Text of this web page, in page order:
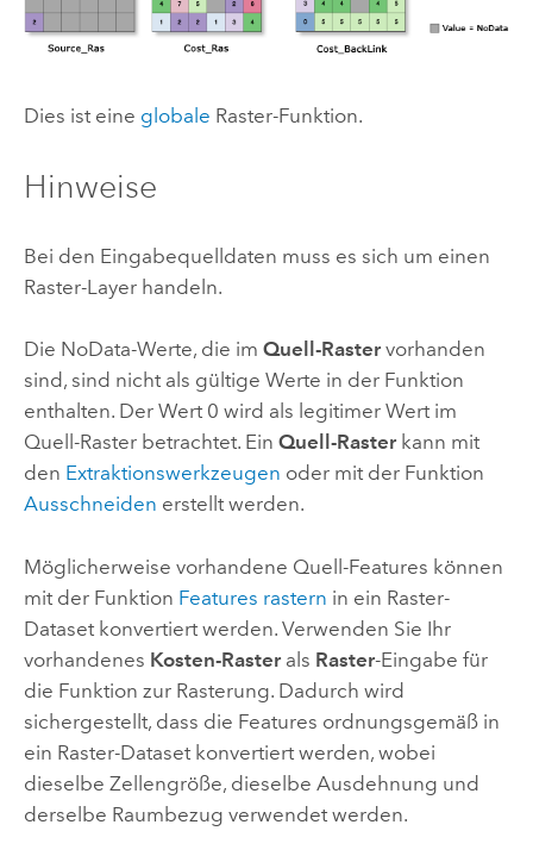
Dies ist eine globale Raster-Funktion.
Hinweise
Bei den Eingabequelldaten muss es sich um einen
Raster-Layer handeln.
Die NoData-Werte, die im Quell-Rastervorhanden
sind, sind nicht als gültige Werte in der Funktion
enthalten. Der Wert 0 wird als legitimer Wert im
Quell-Raster betrachtet. Ein Quell-Rasterkann mit
den Extraktionswerkzeugen oder mit der Funktion
Ausschneiden erstellt werden.
Möglicherweise vorhandene Quell-Features können
mit der Funktion Features rastern in ein Raster-
Dataset konvertiert werden. Verwenden Sie Ihr
vorhandenes Kosten-Rasterals Raster-Eingabe für
die Funktion zur Rasterung. Dadurch wird
sichergestellt, dass die Features ordnungsgemäß in
ein Raster-Dataset konvertiert werden, wobei
dieselbe Zellengröße, dieselbe Ausdehnung und
derselbe Raumbezug verwendet werden.